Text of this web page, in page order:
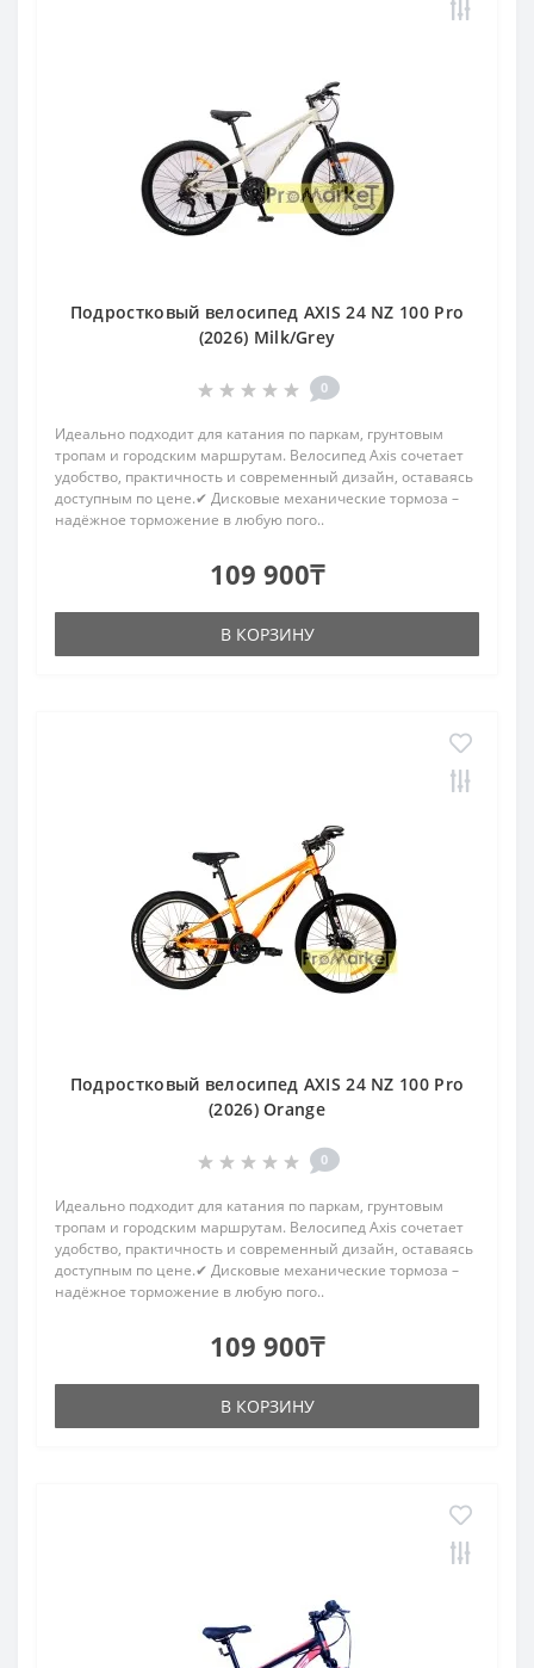
Подростковый велосипед AXIS 24 NZ 100 Pro
(2026) Milk/Grey
0
Идеально подходит для катания по паркам, грунтовым
тропам и городским маршрутам. Велосипед Axis сочетает
удобство, практичность и современный дизайн, оставаясь
доступным по цене.✔ Дисковые механические тормоза –
надёжное торможение в любую пого..
109 900₸
В КОРЗИНУ
Подростковый велосипед AXIS 24 NZ 100 Pro
(2026) Orange
0
Идеально подходит для катания по паркам, грунтовым
тропам и городским маршрутам. Велосипед Axis сочетает
удобство, практичность и современный дизайн, оставаясь
доступным по цене.✔ Дисковые механические тормоза –
надёжное торможение в любую пого..
109 900₸
В КОРЗИНУ